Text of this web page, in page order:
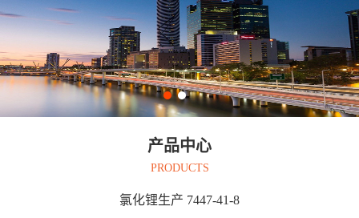
产品中心
PRODUCTS
氯化锂生产 7447-41-8